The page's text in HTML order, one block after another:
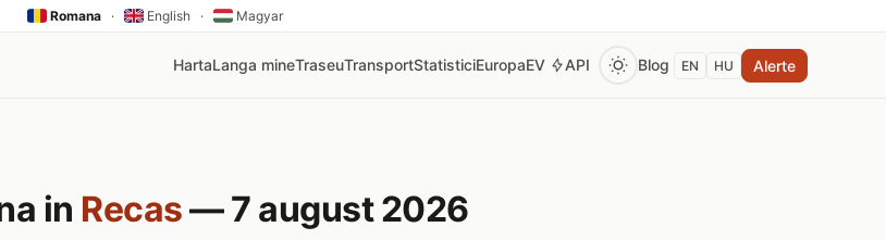
Romana · English · Magyar
HartaLanga mineTraseuTransportStatisticiEuropaEV API Blog EN HU Alerte
in Recas— 7 august 2026